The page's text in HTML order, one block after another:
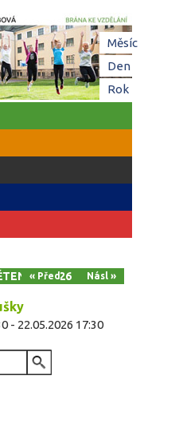
20, 2026
« Před Násl »
- 22.05.2026 17:30
Měsíc
Den(aktivní
Rok